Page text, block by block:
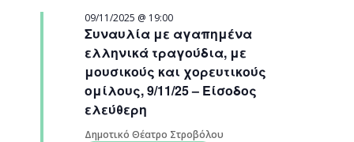
Συναυλία με αγαπημένα
ελληνικά τραγούδια, με
μουσικούς και χορευτικούς
ομίλους, 9/11/25 – Είσοδος
ελεύθερη
09/11/2025 @ 19:00
Δημοτικό Θέατρο Στροβόλου